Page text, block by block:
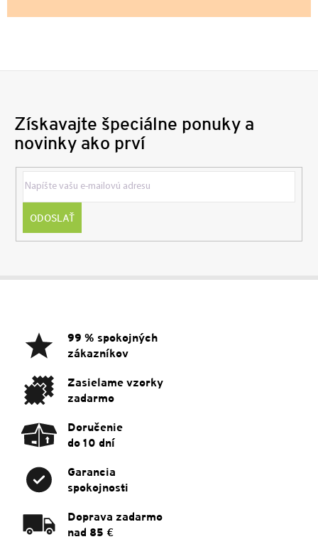
Získavajte špeciálne ponuky a
novinky ako prví
ODOSLAŤ
99 % spokojných
zákazníkov
Zasielame vzorky
zadarmo
Doručenie
do 10 dní
Garancia
spokojnosti
Doprava zadarmo
nad 85 €